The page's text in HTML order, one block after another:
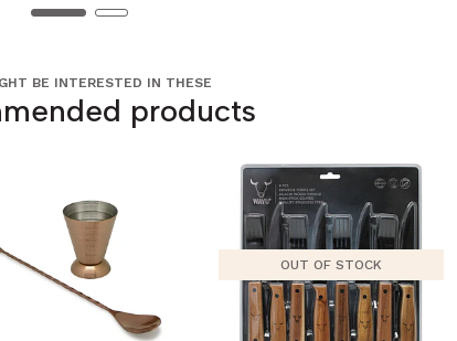
BE INTERESTED IN THESE
products
OUT OF STOCK